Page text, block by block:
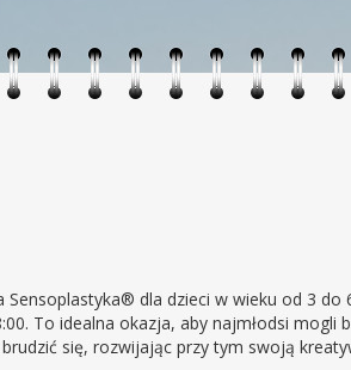
Sensoplastyka® dla dzieci w wieku od 3 do
To idealna okazja, aby najmłodsi mogli
się, rozwijając przy tym swoją